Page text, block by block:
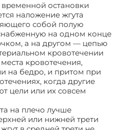
остановки
наложение жгута
собой полую
на одном конце
а на другом — цепью
кровотечении
кровотечения,
на бедро, и притом при
когда другие
цели или их совсем
на плечо лучше
или нижней трети